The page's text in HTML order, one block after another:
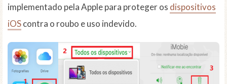
implementado pela Apple para proteger os dispositivos
iOScontra o roubo e uso indevido.